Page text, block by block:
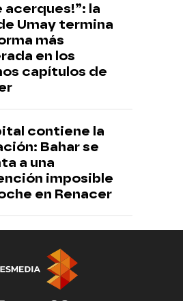
acerques!”: la
Umay termina
más
en los
capítulos de
contiene la
Bahar se
a una
imposible
en Renacer